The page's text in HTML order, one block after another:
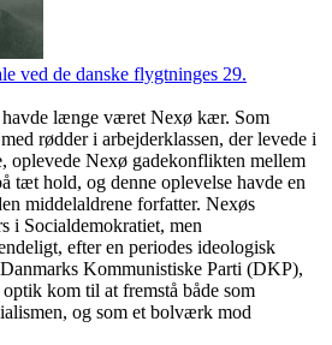
ved de danske flygtninges 29.
havde længe været Nexø kær. Som
rødder i arbejderklassen, der levede i
oplevede Nexø gadekonflikten mellem
tæt hold, og denne oplevelse havde en
middelaldrene forfatter. Nexøs
i Socialdemokratiet, men
efter en periodes ideologisk
Kommunistiske Parti (DKP),
kom til at fremstå både som
og som et bolværk mod